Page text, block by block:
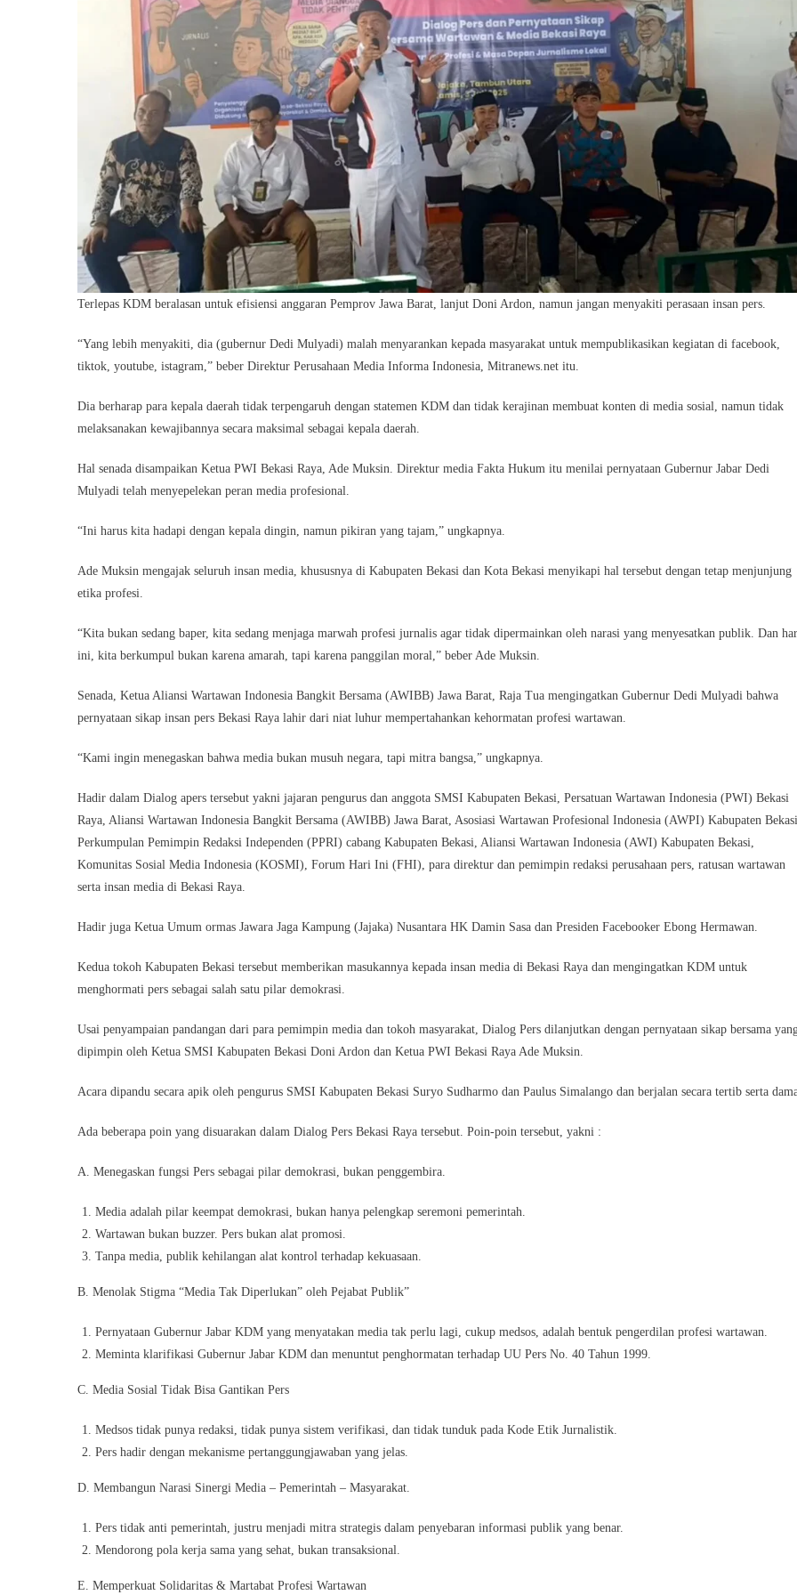
Terlepas KDM beralasan untuk efisiensi anggaran Pemprov Jawa Barat, lanjut Doni Ardon, namun jangan menyakiti perasaan insan pers.
“Yang lebih menyakiti, dia (gubernur Dedi Mulyadi) malah menyarankan kepada masyarakat untuk mempublikasikan kegiatan di facebook,
tiktok, youtube, istagram,” beber Direktur Perusahaan Media Informa Indonesia, Mitranews.net itu.
Dia berharap para kepala daerah tidak terpengaruh dengan statemen KDM dan tidak kerajinan membuat konten di media sosial, namun tidak
melaksanakan kewajibannya secara maksimal sebagai kepala daerah.
Hal senada disampaikan Ketua PWI Bekasi Raya, Ade Muksin. Direktur media Fakta Hukum itu menilai pernyataan Gubernur Jabar Dedi
Mulyadi telah menyepelekan peran media profesional.
“Ini harus kita hadapi dengan kepala dingin, namun pikiran yang tajam,” ungkapnya.
Ade Muksin mengajak seluruh insan media, khususnya di Kabupaten Bekasi dan Kota Bekasi menyikapi hal tersebut dengan tetap menjunjung
etika profesi.
“Kita bukan sedang baper, kita sedang menjaga marwah profesi jurnalis agar tidak dipermainkan oleh narasi yang menyesatkan publik. Dan
ini, kita berkumpul bukan karena amarah, tapi karena panggilan moral,” beber Ade Muksin.
Senada, Ketua Aliansi Wartawan Indonesia Bangkit Bersama (AWIBB) Jawa Barat, Raja Tua mengingatkan Gubernur Dedi Mulyadi bahwa
pernyataan sikap insan pers Bekasi Raya lahir dari niat luhur mempertahankan kehormatan profesi wartawan.
“Kami ingin menegaskan bahwa media bukan musuh negara, tapi mitra bangsa,” ungkapnya.
Hadir dalam Dialog apers tersebut yakni jajaran pengurus dan anggota SMSI Kabupaten Bekasi, Persatuan Wartawan Indonesia (PWI) Bekasi
Raya, Aliansi Wartawan Indonesia Bangkit Bersama (AWIBB) Jawa Barat, Asosiasi Wartawan Profesional Indonesia (AWPI) Kabupaten
Perkumpulan Pemimpin Redaksi Independen (PPRI) cabang Kabupaten Bekasi, Aliansi Wartawan Indonesia (AWI) Kabupaten Bekasi,
Komunitas Sosial Media Indonesia (KOSMI), Forum Hari Ini (FHI), para direktur dan pemimpin redaksi perusahaan pers, ratusan wartawan
serta insan media di Bekasi Raya.
Hadir juga Ketua Umum ormas Jawara Jaga Kampung (Jajaka) Nusantara HK Damin Sasa dan Presiden Facebooker Ebong Hermawan.
Kedua tokoh Kabupaten Bekasi tersebut memberikan masukannya kepada insan media di Bekasi Raya dan mengingatkan KDM untuk
menghormati pers sebagai salah satu pilar demokrasi.
Usai penyampaian pandangan dari para pemimpin media dan tokoh masyarakat, Dialog Pers dilanjutkan dengan pernyataan sikap bersama
dipimpin oleh Ketua SMSI Kabupaten Bekasi Doni Ardon dan Ketua PWI Bekasi Raya Ade Muksin.
Acara dipandu secara apik oleh pengurus SMSI Kabupaten Bekasi Suryo Sudharmo dan Paulus Simalango dan berjalan secara tertib serta
Ada beberapa poin yang disuarakan dalam Dialog Pers Bekasi Raya tersebut. Poin-poin tersebut, yakni :
A. Menegaskan fungsi Pers sebagai pilar demokrasi, bukan penggembira.
Media adalah pilar keempat demokrasi, bukan hanya pelengkap seremoni pemerintah.
Wartawan bukan buzzer. Pers bukan alat promosi.
Tanpa media, publik kehilangan alat kontrol terhadap kekuasaan.
B. Menolak Stigma “Media Tak Diperlukan” oleh Pejabat Publik”
Pernyataan Gubernur Jabar KDM yang menyatakan media tak perlu lagi, cukup medsos, adalah bentuk pengerdilan profesi wartawan.
Meminta klarifikasi Gubernur Jabar KDM dan menuntut penghormatan terhadap UU Pers No. 40 Tahun 1999.
C. Media Sosial Tidak Bisa Gantikan Pers
Medsos tidak punya redaksi, tidak punya sistem verifikasi, dan tidak tunduk pada Kode Etik Jurnalistik.
Pers hadir dengan mekanisme pertanggungjawaban yang jelas.
D. Membangun Narasi Sinergi Media – Pemerintah – Masyarakat.
Pers tidak anti pemerintah, justru menjadi mitra strategis dalam penyebaran informasi publik yang benar.
Mendorong pola kerja sama yang sehat, bukan transaksional.
E. Memperkuat Solidaritas & Martabat Profesi Wartawan